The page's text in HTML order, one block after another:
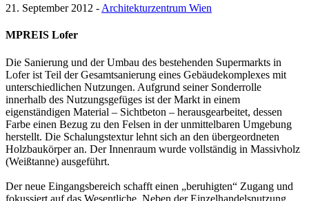
21. September 2012 - Architekturzentrum Wien
MPREIS Lofer
Die Sanierung und der Umbau des bestehenden Supermarkts in
Lofer ist Teil der Gesamtsanierung eines Gebäudekomplexes mit
unterschiedlichen Nutzungen. Aufgrund seiner Sonderrolle
innerhalb des Nutzungsgefüges ist der Markt in einem
eigenständigen Material – Sichtbeton – herausgearbeitet, dessen
Farbe einen Bezug zu den Felsen in der unmittelbaren Umgebung
herstellt. Die Schalungstextur lehnt sich an den übergeordneten
Holzbaukörper an. Der Innenraum wurde vollständig in Massivholz
(Weißtanne) ausgeführt.
Der neue Eingangsbereich schafft einen „beruhigten“ Zugang und
fokussiert auf das Wesentliche. Neben der Einzelhandelsnutzung